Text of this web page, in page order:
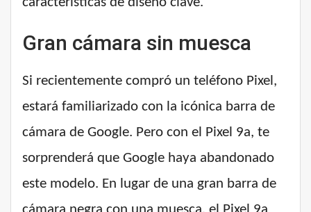
Gran cámara sin muesca
Si recientemente compró un teléfono Pixel,
estará familiarizado con la icónica barra de
cámara de Google. Pero con el Pixel 9a, te
sorprenderá que Google haya abandonado
este modelo. En lugar de una gran barra de